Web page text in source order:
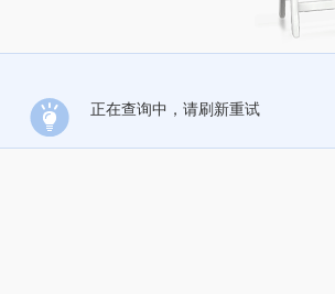
正在查询中，请刷新重试